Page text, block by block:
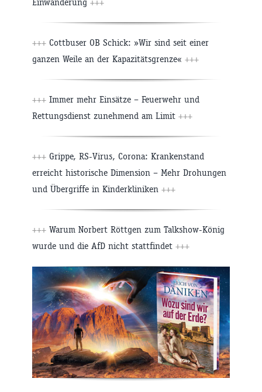
+++ Cottbuser OB Schick: »Wir sind seit einer
ganzen Weile an der Kapazitätsgrenze« +++
+++ Immer mehr Einsätze – Feuerwehr und
Rettungsdienst zunehmend am Limit +++
+++ Grippe, RS-Virus, Corona: Krankenstand
erreicht historische Dimension – Mehr Drohungen
und Übergriffe in Kinderkliniken +++
+++ Warum Norbert Röttgen zum Talkshow-König
wurde und die AfD nicht stattfindet +++